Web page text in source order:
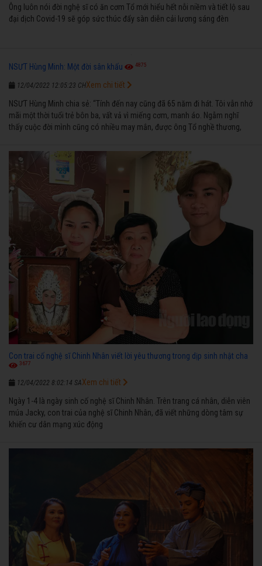
Ông luôn nói đời nghệ sĩ có ăn cơm Tổ mới hiểu hết nỗi niềm và tiết lộ sau
đại dịch Covid-19 sẽ góp sức thúc đẩy sàn diễn cải lương sáng đèn
NSƯT Hùng Minh: Một đời sân khấu 4875
12/04/2022 12:05:23 CH
NSƯT Hùng Minh chia sẻ: “Tính đến nay cũng đã 65 năm đi hát. Tôi vẫn nhớ
mãi một thời tuổi trẻ bôn ba, vất vả vì miếng cơm, manh áo. Ngẫm nghĩ
thấy cuộc đời mình cũng có nhiều may mắn, được ông Tổ nghề thương,
ngược nhận được những cơ may để từng bước thành danh với nghiệp ca
diễn”.
Xem chi tiết
Con trai cố nghệ sĩ Chinh Nhân viết lời yêu thương trong dịp sinh nhật cha
3677
12/04/2022 8:02:14 SA
Ngày 1-4 là ngày sinh cố nghệ sĩ Chinh Nhân. Trên trang cá nhân, diễn viên
múa Jacky, con trai của nghệ sĩ Chinh Nhân, đã viết những dòng tâm sự
khiến cư dân mạng xúc động
Xem chi tiết